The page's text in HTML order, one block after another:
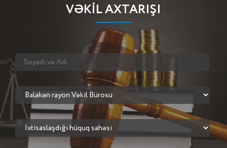
VƏKİL AXTARIŞI